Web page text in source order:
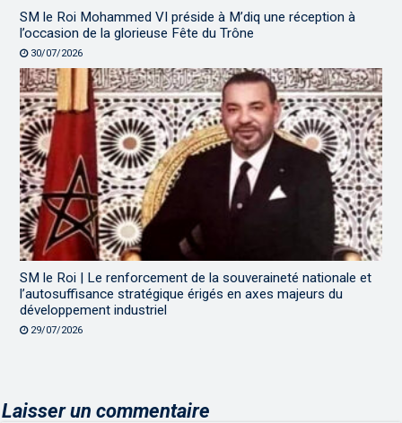
SM le Roi Mohammed VI préside à M’diq une réception à
l’occasion de la glorieuse Fête du Trône
30/07/2026
SM le Roi | Le renforcement de la souveraineté nationale et
l’autosuffisance stratégique érigés en axes majeurs du
développement industriel
29/07/2026
Laisser un commentaire